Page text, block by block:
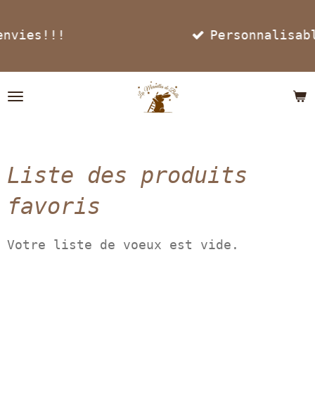
au
Personnalisable
Liste des produits
favoris
Votre liste de voeux est vide.